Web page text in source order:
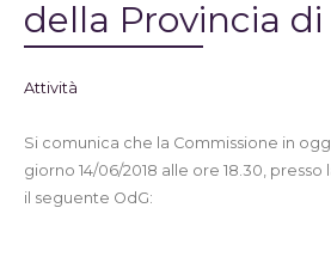
della Provincia
Attività
Si comunica che la Commissione in
giorno 14/06/2018 alle ore 18.30, presso
il seguente OdG: